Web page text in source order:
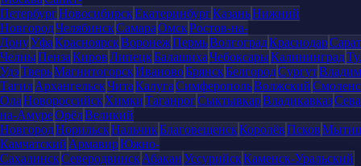
ПетербургНовосибирскЕкатеринбургКазаньНижний
НовгородЧелябинскСамараОмскРостов-на-
ДонуУфаКрасноярскВоронежПермьВолгоградКраснодар
ЧелныПензаКировЛипецкБалашихаЧебоксарыКалининград
УдэТверьМагнитогорскИвановоБрянскБелгородСургут
ТагилАрхангельскЧитаКалугаСимферопольВолжский
ОлаНовороссийскХимкиТаганрогСыктывкарВладикавказ
на-АмуреОрёлВеликий
НовгородНорильскНальчикБлаговещенскКоролёвПсков
Камчатский АрмавирЮжно-
СахалинскСеверодвинскАбаканУссурийскКаменск-Уральский